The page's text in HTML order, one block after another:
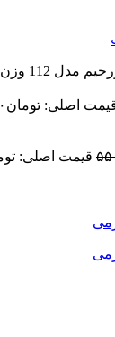
12 کیلوگرمی
اصلی: تومان۴۵۰,۰۰۰ بود.
قیمت اصلی: